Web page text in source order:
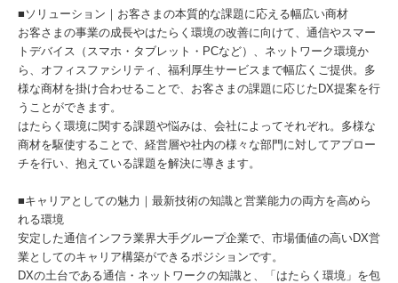
■ソリューション｜お客さまの本質的な課題に応える幅広い商材
お客さまの事業の成長やはたらく環境の改善に向けて、通信やスマー
トデバイス（スマホ・タブレット・PCなど）、ネットワーク環境か
ら、オフィスファシリティ、福利厚生サービスまで幅広くご提供。多
様な商材を掛け合わせることで、お客さまの課題に応じたDX提案を行
うことができます。
はたらく環境に関する課題や悩みは、会社によってそれぞれ。多様な
商材を駆使することで、経営層や社内の様々な部門に対してアプロー
チを行い、抱えている課題を解決に導きます。
■キャリアとしての魅力｜最新技術の知識と営業能力の両方を高めら
れる環境
安定した通信インフラ業界大手グループ企業で、市場価値の高いDX営
業としてのキャリア構築ができるポジションです。
DXの土台である通信・ネットワークの知識と、「はたらく環境」を包